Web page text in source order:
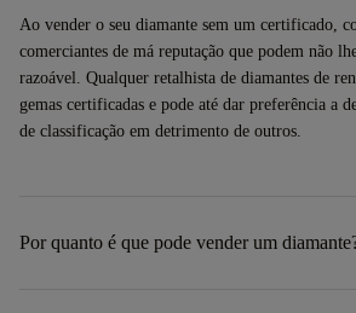
Ao vender o seu diamante sem um certificado,
comerciantes de má reputação que podem não
razoável. Qualquer retalhista de diamantes de
gemas certificadas e pode até dar preferência a
de classificação em detrimento de outros.
Por quanto é que pode vender um